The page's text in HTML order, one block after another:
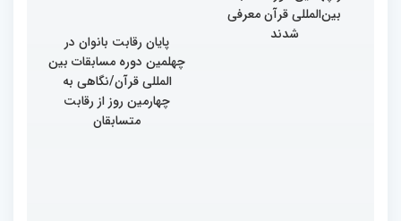
پایان رقابت بانوان در